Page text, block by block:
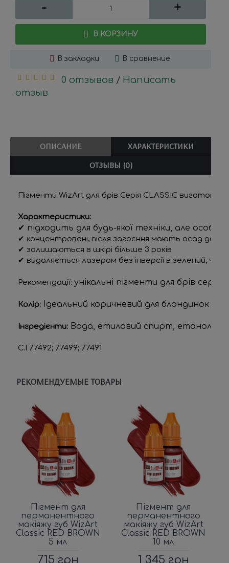
- +
В КОРЗИНУ
В закладки В сравнение
0 отзывов / Написать
отзыв
ОПИСАНИЕ
ХАРАКТЕРИСТИКИ
ОТЗЫВЫ (0)
Пігменти WizArt для брів Серія CLASSIC
Характеристики:
✔ підходить для будь-якої техніки, але
✔ концентровані, після загоєння мають осад до
✔ залишаються в шкірі більше 3 років
✔ видаляється лазером без інверсії в зелений,
Рекомендації: унікальні пігменти для брів
Колір: Ідеальний коричневий для блондинок і
Інгредієнти: Вода, етиловий спирт, етанол,
C.I 77492; 77499; 77491
РЕКОМЕНДУЕМЫЕ ТОВАРЫ
Пігмент для
перманентного
макіяжу губ WizArt
Classic RED BROWN
5 мл
715 грн
Пігмент для
перманентного
макіяжу губ WizArt
Classic RED BROWN
10 мл
1 345 грн